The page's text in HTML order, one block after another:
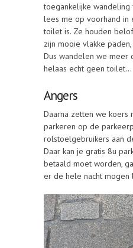
toegankelijke wandeling
lees me op voorhand in
toilet is. Ze houden
zijn mooie vlakke
Dus wandelen we meer
helaas echt geen toilet…
Angers
Daarna zetten we koers
parkeren op de
rolstoelgebruikers aan
Daar kan je gratis 8u
betaald moet worden,
er de hele nacht mogen